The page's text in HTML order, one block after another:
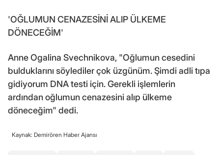
'OĞLUMUN CENAZESİNİ ALIP ÜLKEME
DÖNECEĞİM'
Anne Ogalina Svechnikova, "Oğlumun cesedini
bulduklarını söylediler çok üzgünüm. Şimdi adli tıpa
gidiyorum DNA testi için. Gerekli işlemlerin
ardından oğlumun cenazesini alıp ülkeme
döneceğim" dedi.
Kaynak: Demirören Haber Ajansı